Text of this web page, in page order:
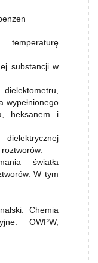
substancji w
wypełnionego
heksanem i
światła
W tym
Chemia
OWPW,